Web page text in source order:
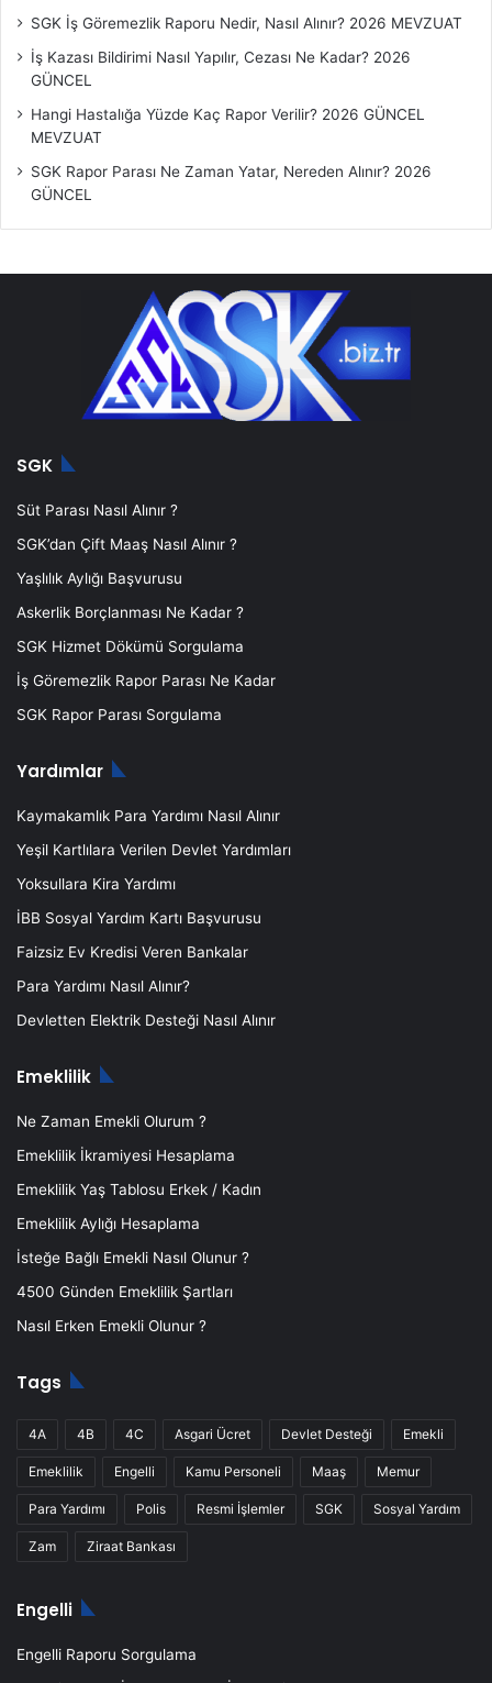
SGK İş Göremezlik Raporu Nedir, Nasıl Alınır? 2026 MEVZUAT
İş Kazası Bildirimi Nasıl Yapılır, Cezası Ne Kadar? 2026
GÜNCEL
Hangi Hastalığa Yüzde Kaç Rapor Verilir? 2026 GÜNCEL
MEVZUAT
SGK Rapor Parası Ne Zaman Yatar, Nereden Alınır? 2026
GÜNCEL
SGK
Süt Parası Nasıl Alınır ?
SGK’dan Çift Maaş Nasıl Alınır ?
Yaşlılık Aylığı Başvurusu
Askerlik Borçlanması Ne Kadar ?
SGK Hizmet Dökümü Sorgulama
İş Göremezlik Rapor Parası Ne Kadar
SGK Rapor Parası Sorgulama
Yardımlar
Kaymakamlık Para Yardımı Nasıl Alınır
Yeşil Kartlılara Verilen Devlet Yardımları
Yoksullara Kira Yardımı
İBB Sosyal Yardım Kartı Başvurusu
Faizsiz Ev Kredisi Veren Bankalar
Para Yardımı Nasıl Alınır?
Devletten Elektrik Desteği Nasıl Alınır
Emeklilik
Ne Zaman Emekli Olurum ?
Emeklilik İkramiyesi Hesaplama
Emeklilik Yaş Tablosu Erkek / Kadın
Emeklilik Aylığı Hesaplama
İsteğe Bağlı Emekli Nasıl Olunur ?
4500 Günden Emeklilik Şartları
Nasıl Erken Emekli Olunur ?
Tags
4A 4B 4C Asgari Ücret Devlet Desteği Emekli
Emeklilik Engelli Kamu Personeli Maaş Memur
Para Yardımı Polis Resmi İşlemler SGK Sosyal Yardım
Zam Ziraat Bankası
Engelli
Engelli Raporu Sorgulama